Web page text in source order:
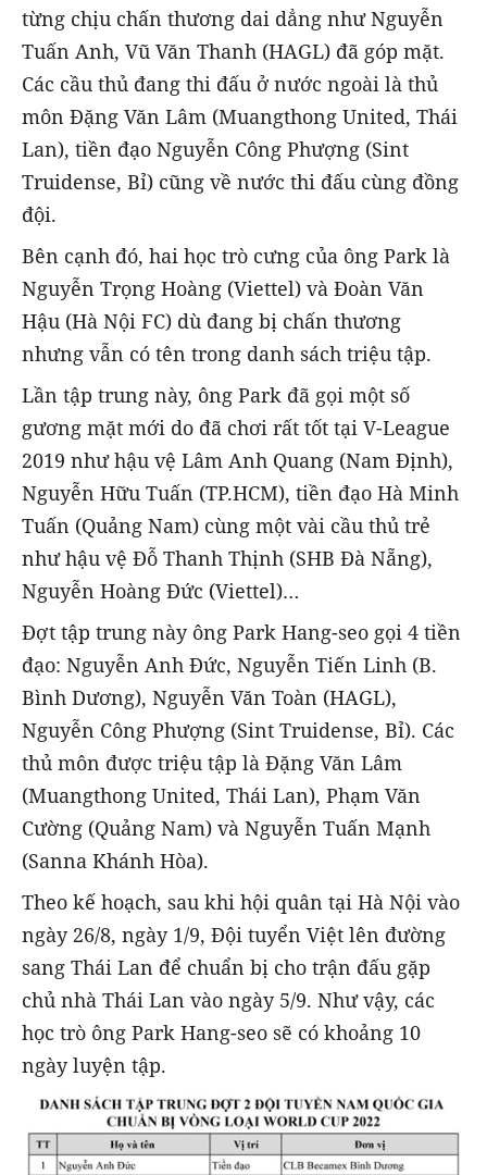
từng chịu chấn thương dai dẳng như Nguyễn
Tuấn Anh, Vũ Văn Thanh (HAGL) đã góp mặt.
Các cầu thủ đang thi đấu ở nước ngoài là thủ
môn Đặng Văn Lâm (Muangthong United, Thái
Lan), tiền đạo Nguyễn Công Phượng (Sint
Truidense, Bỉ) cũng về nước thi đấu cùng đồng
đội.
Bên cạnh đó, hai học trò cưng của ông Park là
Nguyễn Trọng Hoàng (Viettel) và Đoàn Văn
Hậu (Hà Nội FC) dù đang bị chấn thương
nhưng vẫn có tên trong danh sách triệu tập.
Lần tập trung này, ông Park đã gọi một số
gương mặt mới do đã chơi rất tốt tại V-League
2019 như hậu vệ Lâm Anh Quang (Nam Định),
Nguyễn Hữu Tuấn (TP.HCM), tiền đạo Hà Minh
Tuấn (Quảng Nam) cùng một vài cầu thủ trẻ
như hậu vệ Đỗ Thanh Thịnh (SHB Đà Nẵng),
Nguyễn Hoàng Đức (Viettel)…
Đợt tập trung này ông Park Hang-seo gọi 4 tiền
đạo: Nguyễn Anh Đức, Nguyễn Tiến Linh (B.
Bình Dương), Nguyễn Văn Toàn (HAGL),
Nguyễn Công Phượng (Sint Truidense, Bỉ). Các
thủ môn được triệu tập là Đặng Văn Lâm
(Muangthong United, Thái Lan), Phạm Văn
Cường (Quảng Nam) và Nguyễn Tuấn Mạnh
(Sanna Khánh Hòa).
Theo kế hoạch, sau khi hội quân tại Hà Nội vào
ngày 26/8, ngày 1/9, Đội tuyển Việt lên đường
sang Thái Lan để chuẩn bị cho trận đấu gặp
chủ nhà Thái Lan vào ngày 5/9. Như vậy, các
học trò ông Park Hang-seo sẽ có khoảng 10
ngày luyện tập.